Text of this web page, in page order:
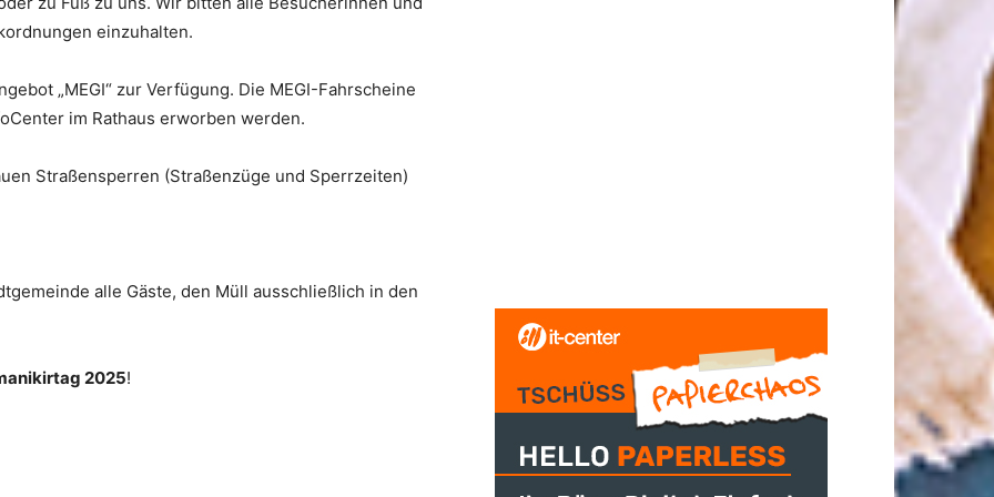
einzuhalten.
„MEGI“ zur Verfügung. Die MEGI-Fahrscheine
im Rathaus erworben werden.
Straßensperren (Straßenzüge und Sperrzeiten)
alle Gäste, den Müll ausschließlich in den
2025!